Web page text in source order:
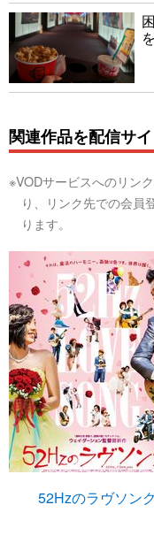
関連作品を配信サ
※VODサービスへのリン
り、リンク先での会員
ります。
52Hzのラヴソン